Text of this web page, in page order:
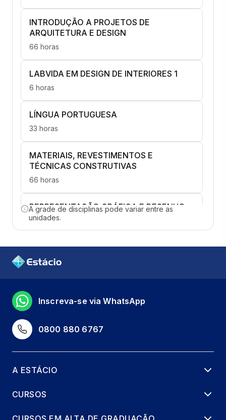
INTRODUÇÃO A PROJETOS DE
ARQUITETURA E DESIGN
66 horas
LABVIDA EM DESIGN DE INTERIORES 1
6 horas
LÍNGUA PORTUGUESA
33 horas
MATERIAIS, REVESTIMENTOS E
TÉCNICAS CONSTRUTIVAS
66 horas
REPRESENTAÇÃO GRÁFICA E DESENHO
UNIVERSAL
66 horas
CONFORTO AMBIENTAL,
LUMINOTÉCNICA E ERGONOMIA
CONSTRUÇÃO DIGITAL E
REPRESENTAÇÃO
66 horas
INOVAÇÃO
GERENCIAMENTO DE PROJETOS
A grade de disciplinas pode variar entre as
unidades.
0800 880 6767
Inscreva-se via WhatsApp
A ESTÁCIO
CURSOS